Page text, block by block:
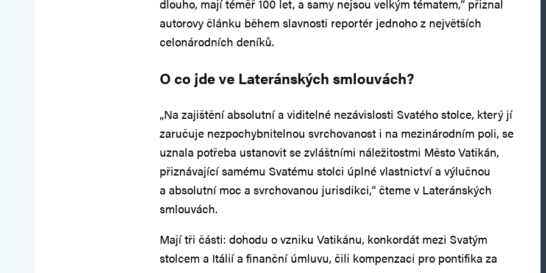
dlouho, mají téměř 100 let, a samy nejsou velkým tématem,“ přiznal
autorovy článku během slavnosti reportér jednoho z největších
celonárodních deníků.
O co jde ve Lateránských smlouvách?
„Na zajištění absolutní a viditelné nezávislosti Svatého stolce, který jí
zaručuje nezpochybnitelnou svrchovanost i na mezinárodním poli, se
uznala potřeba ustanovit se zvláštními náležitostmi Město Vatikán,
přiznávající samému Svatému stolci úplné vlastnictví a výlučnou
a absolutní moc a svrchovanou jurisdikci,“ čteme v Lateránských
smlouvách.
Mají tři části: dohodu o vzniku Vatikánu, konkordát mezi Svatým
stolcem a Itálií a finanční úmluvu, čili kompenzaci pro pontifika za